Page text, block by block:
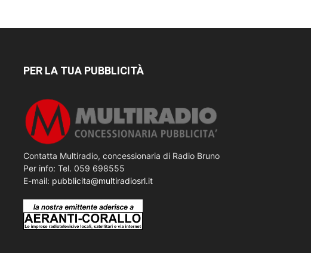
PER LA TUA PUBBLICITÀ
Contatta Multiradio, concessionaria di Radio Bruno
Per info: Tel. 059 698555
E-mail: pubblicita@multiradiosrl.it